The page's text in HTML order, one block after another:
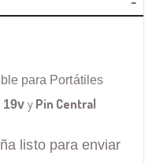
para Portátiles
19v y Pin Central
listo para enviar